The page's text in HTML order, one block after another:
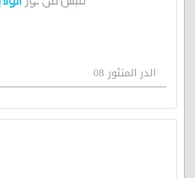
الدر المنثور 08